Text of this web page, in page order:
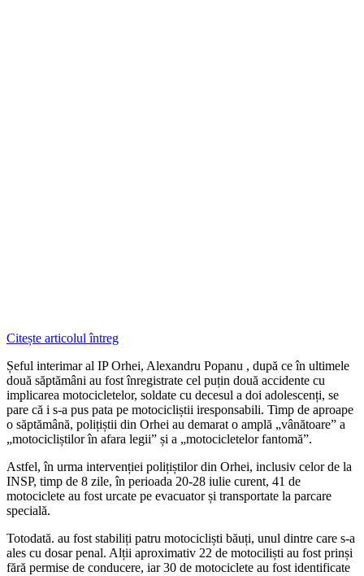
Citește articolul întreg
Șeful interimar al IP Orhei, Alexandru Popanu , după ce în ultimele
două săptămâni au fost înregistrate cel puțin două accidente cu
implicarea motocicletelor, soldate cu decesul a doi adolescenți, se
pare că i s-a pus pata pe motocicliștii iresponsabili. Timp de aproape
o săptămână, polițiștii din Orhei au demarat o amplă „vânătoare” a
„motocicliștilor în afara legii” și a „motocicletelor fantomă”.
Astfel, în urma intervenției polițiștilor din Orhei, inclusiv celor de la
INSP, timp de 8 zile, în perioada 20-28 iulie curent, 41 de
motociclete au fost urcate pe evacuator și transportate la parcare
specială.
Totodată. au fost stabiliți patru motocicliști băuți, unul dintre care s-a
ales cu dosar penal. Alții aproximativ 22 de motociliști au fost prinși
fără permise de conducere, iar 30 de motociclete au fost identificate